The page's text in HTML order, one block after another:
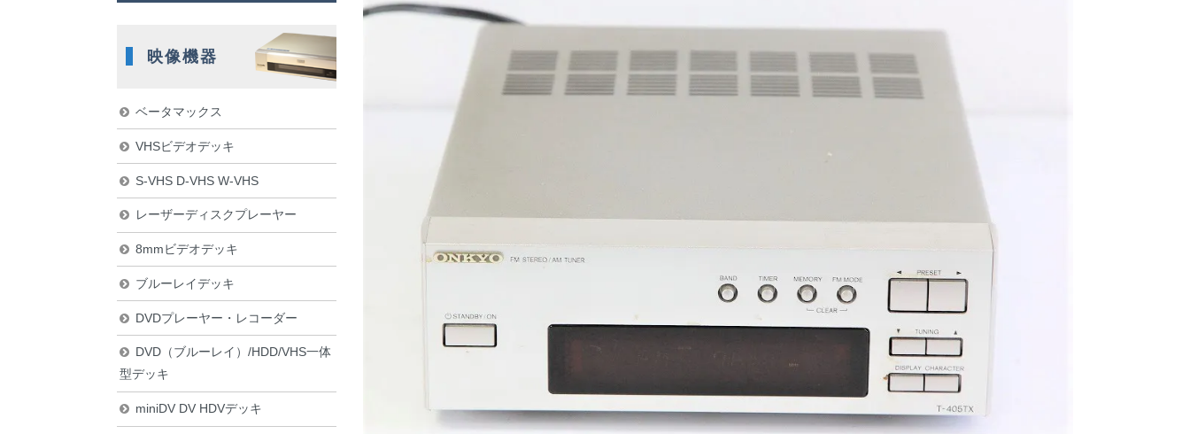
映像機器
ベータマックス
VHSビデオデッキ
S-VHS D-VHS W-VHS
レーザーディスクプレーヤー
8mmビデオデッキ
ブルーレイデッキ
DVDプレーヤー・レコーダー
DVD（ブルーレイ）/HDD/VHS一体
型デッキ
miniDV DV HDVデッキ